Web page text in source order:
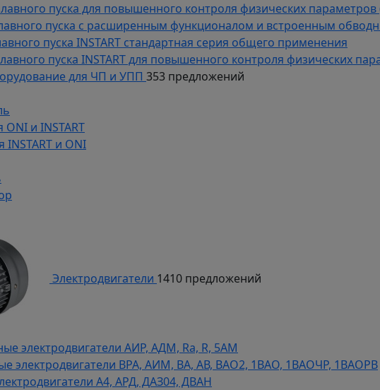
пуска для повышенного контроля физических
пуска с расширенным функционалом и встроенным
пуска INSTART стандартная серия общего применения
пуска INSTART для повышенного контроля физических
для ЧП и УПП 353 предложений
и INSTART
и ONI
Электродвигатели 1410 предложений
электродвигатели АИР, АДМ, Ra, R, 5AM
электродвигатели ВРА, АИМ, ВА, АВ, ВАO2, 1ВАО, 1ВАОЧР, 1ВАОРВ
A4, АРД, ДАЗ04, ДВАН